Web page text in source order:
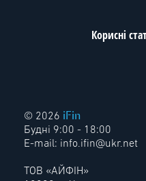
© 2026 iFin
Будні 9:00 - 18:00
E-mail: info.ifin@ukr.net
ТОВ «АЙФІН»
Корисні